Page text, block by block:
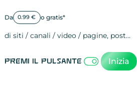
Da 0.99 € o gratis*
di siti / canali / video / pagine, post…
Premi il pulsante Inizia